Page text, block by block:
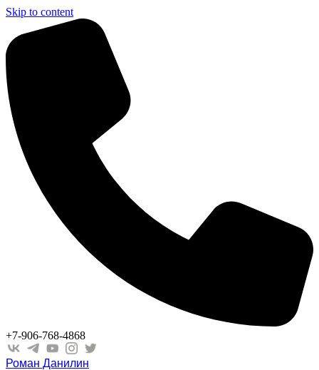
Skip to content
+7-906-768-4868
Роман Данилин